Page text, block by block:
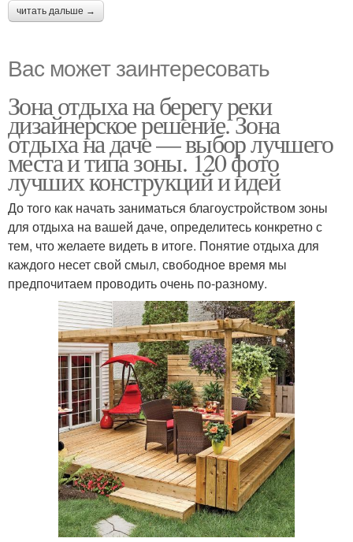
читать дальше →
Вас может заинтересовать
Зона отдыха на берегу реки
дизайнерское решение. Зона
отдыха на даче — выбор лучшего
места и типа зоны. 120 фото
лучших конструкций и идей
До того как начать заниматься благоустройством зоны
для отдыха на вашей даче, определитесь конкретно с
тем, что желаете видеть в итоге. Понятие отдыха для
каждого несет свой смыл, свободное время мы
предпочитаем проводить очень по-разному.